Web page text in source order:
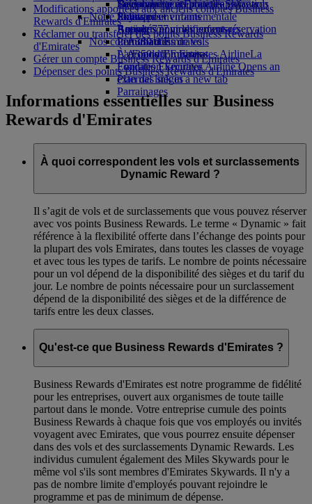
Boissons
Notre flotte
Boeing 777
L’A380 d’Emirates
L’A350 d’Emirates
Emirates Executive
Plan des sièges
Divertissements pour les enfants
Jouets pour enfants
Activités pour les enfants
La durabilité en pratique
Politique environnementale
Rapports environnementaux
Nos communautés
La Fondation Emirates AirlineLa
Fondation Emirates Airline Opens an
external link in a new tab
Parrainages
Se connecter à Emirates Skywards
Skywards+
Téléphone portable et l'application
Emirates
Annuler ou modifier une réservation
Perturbations de vols
À propos d’Emirates
Modifications apportées aux anciens comptes Business
Rewards d'Emirates
Réclamer ou transférer des points Business Rewards
d'Emirates
Gérer un compte Business Rewards d'Emirates
Dépenser des points Business Rewards d'Emirates
Informations essentielles sur Business
Rewards d'Emirates
À quoi correspondent les vols et surclassements
Dynamic Reward ?
Il s’agit de vols et de surclassements que vous pouvez réserver
avec vos points Business Rewards. Le terme « Dynamic » fait
référence à la flexibilité offerte dans l’échange des points pour
la plupart des vols Emirates, dans toutes les classes de voyage
et avec tous les types de tarifs. Le nombre de points nécessaire
pour un vol dépend de la disponibilité des sièges et du tarif du
jour. Le nombre de points nécessaire pour un surclassement
dépend de la disponibilité des sièges et de la différence de
tarifs entre les deux classes.
Qu'est-ce que Business Rewards d'Emirates ?
Business Rewards d'Emirates est notre programme de fidélité
pour les entreprises, ouvert aux organismes de toute taille
partout dans le monde. Votre entreprise cumule des points
Business Rewards à chaque fois que vos employés ou invités
voyagent avec Emirates, que vous pourrez ensuite dépenser
dans des vols et des surclassements Dynamic Rewards. Les
individus cumulent également des Miles Skywards pour le
même vol s'ils sont membres d'Emirates Skywards. Il n'y a
pas de nombre limite d'employés pouvant rejoindre le
programme et pas de minimum de dépense.